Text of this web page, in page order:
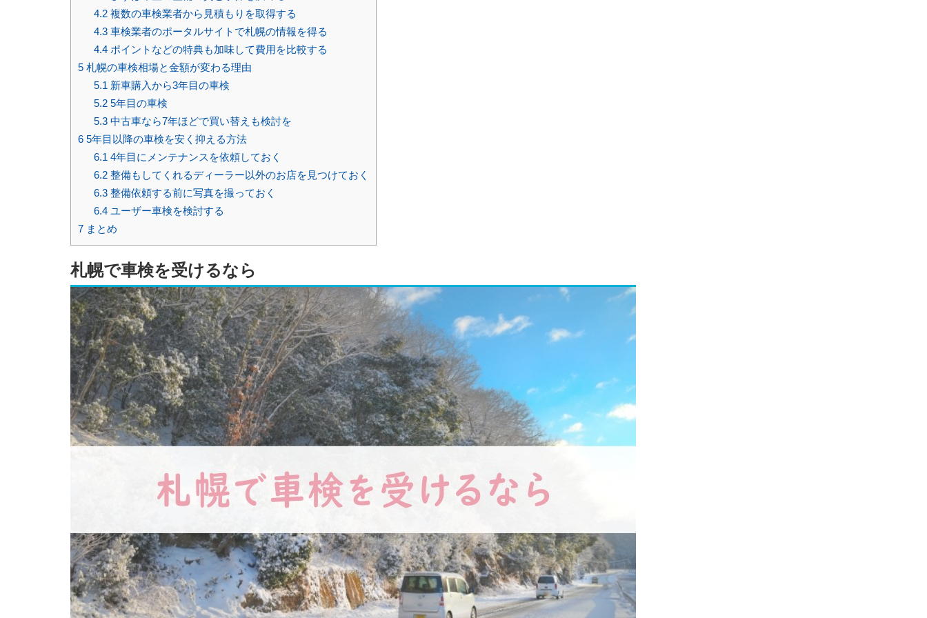
4.2複数の車検業者から見積もりを取得する
4.3車検業者のポータルサイトで札幌の情報を得る
4.4ポイントなどの特典も加味して費用を比較する
5 札幌の車検相場と金額が変わる理由
5.1 新車購入から3年目の車検
5.25年目の車検
5.3中古車なら7年ほどで買い替えも検討を
6 5年目以降の車検を安く抑える方法
6.1 4年目にメンテナンスを依頼しておく
6.2整備もしてくれるディーラー以外のお店を見つけておく
6.3整備依頼する前に写真を撮っておく
6.4ユーザー車検を検討する
7 まとめ
札幌で車検を受けるなら